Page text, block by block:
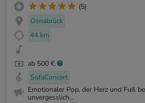
(5)
Osnabrück
44 km
ab 500 €
SofaConcert
Emotionaler Pop, der Herz und Fuß
unvergesslich...